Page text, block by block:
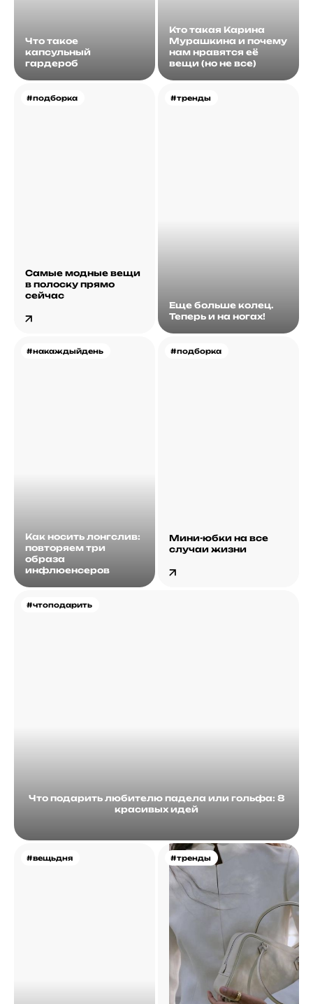
Что такое
капсульный
гардероб
Кто такая Карина
Мурашкина и почему
нам нравятся её
вещи (но не все)
#подборка
Самые модные вещи
в полоску прямо
сейчас
#тренды
Еще больше колец.
Теперь и на ногах!
#накаждыйдень
Как носить лонгслив:
повторяем три
образа
инфлюенсеров
#чтоподарить
Что подарить любителю падела или гольфа: 8
красивых идей
#подборка
Мини-юбки на все
случаи жизни
#вещьдня #тренды